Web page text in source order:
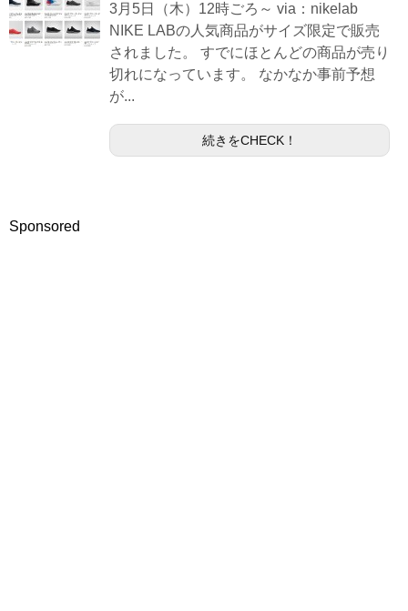
3月5日（木）12時ごろ～ via：nikelab
NIKE LABの人気商品がサイズ限定で販売
されました。 すでにほとんどの商品が売り
切れになっています。 なかなか事前予想
が...
続きをCHECK！
Sponsored